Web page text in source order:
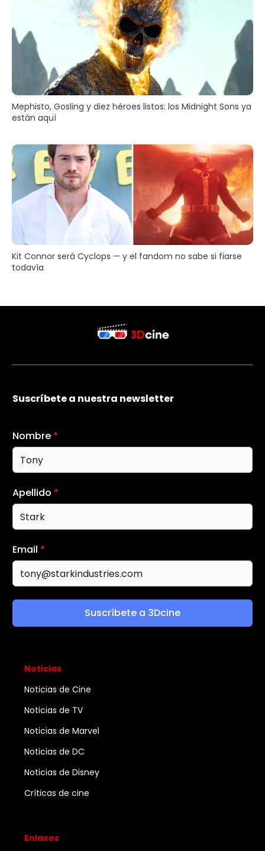
Mephisto, Gosling y diez héroes listos: los Midnight Sons ya
están aquí
Kit Connor será Cyclops — y el fandom no sabe si fiarse
todavía
Suscríbete a nuestra newsletter
Nombre *
Apellido *
Email *
Suscríbete a 3Dcine
Noticias
Noticias de Cine
Noticias de TV
Noticias de Marvel
Noticias de DC
Noticias de Disney
Críticas de cine
Enlaces